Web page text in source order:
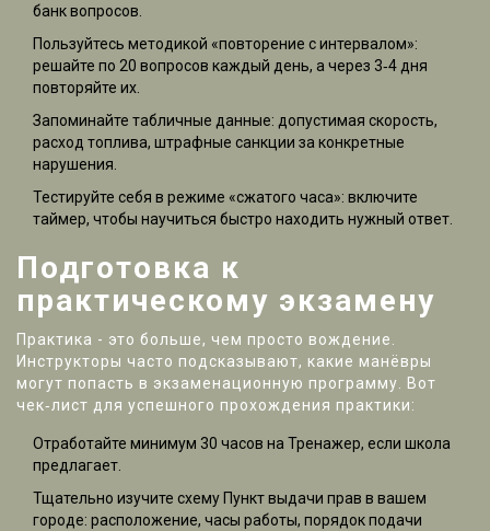
банк вопросов.
Пользуйтесь методикой «повторение с интервалом»:
решайте по 20 вопросов каждый день, а через 3‑4 дня
повторяйте их.
Запоминайте табличные данные: допустимая скорость,
расход топлива, штрафные санкции за конкретные
нарушения.
Тестируйте себя в режиме «сжатого часа»: включите
таймер, чтобы научиться быстро находить нужный ответ.
Подготовка к
практическому экзамену
Практика - это больше, чем просто вождение.
Инструкторы часто подсказывают, какие манёвры
могут попасть в экзаменационную программу. Вот
чек‑лист для успешного прохождения практики:
Отработайте минимум 30 часов наТренажер, если школа
предлагает.
Тщательно изучите схему Пункт выдачи прав в вашем
городе: расположение, часы работы, порядок подачи